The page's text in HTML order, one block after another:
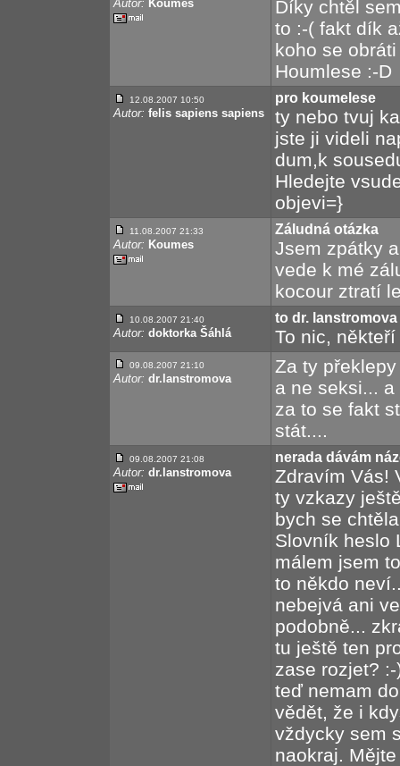
Autor: Koumes
Díky chtěl
to :-( fakt dík
koho se
Houmlese :-D
12.08.2007 10:50
Autor: felis sapiens sapiens
pro koumelese
ty nebo tvuj
jste ji videli
dum,k
Hledejte
objevi=}
11.08.2007 21:33
Autor: Koumes
Záludná otázka
Jsem zpátky
vede k mé
kocour ztratí
10.08.2007 21:40
Autor: doktorka Šáhlá
to dr. lanstromova
To nic,
09.08.2007 21:10
Autor: dr.lanstromova
Za ty
a ne seksi...
za to se fakt
stát....
09.08.2007 21:08
Autor: dr.lanstromova
nerada dávám
Zdravím Vás!
ty vzkazy
bych se
Slovník heslo
málem jsem
to někdo
nebejvá ani
podobně...
tu ještě ten
zase rozjet?
teď nemam
vědět, že i
vždycky sem
naokraj.